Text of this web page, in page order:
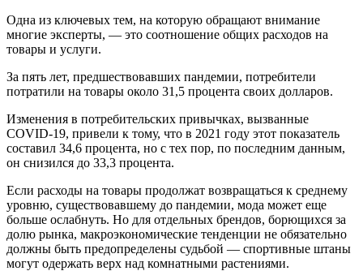
Одна из ключевых тем, на которую обращают внимание
многие эксперты, — это соотношение общих расходов на
товары и услуги.
За пять лет, предшествовавших пандемии, потребители
потратили на товары около 31,5 процента своих долларов.
Изменения в потребительских привычках, вызванные
COVID-19, привели к тому, что в 2021 году этот показатель
составил 34,6 процента, но с тех пор, по последним данным,
он снизился до 33,3 процента.
Если расходы на товары продолжат возвращаться к среднему
уровню, существовавшему до пандемии, мода может еще
больше ослабнуть. Но для отдельных брендов, борющихся за
долю рынка, макроэкономические тенденции не обязательно
должны быть предопределены судьбой — спортивные штаны
могут одержать верх над комнатными растениями.